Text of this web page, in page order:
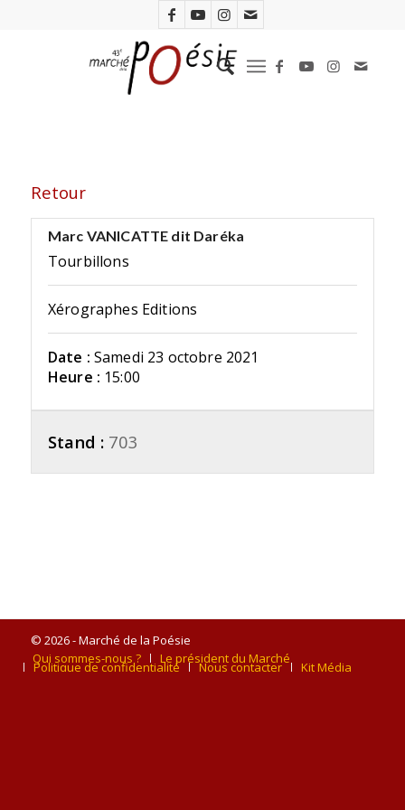
Retour
Marc VANICATTE dit Daréka
Tourbillons
Xérographes Editions
Date : Samedi 23 octobre 2021
Heure : 15:00
Stand : 703
© 2026 - Marché de la Poésie
Qui sommes-nous ?
Le président du Marché
Politique de confidentialité Nous contacter Kit Média